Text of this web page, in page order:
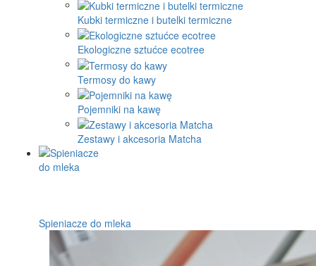
Kubki termiczne i butelki termiczne
Ekologiczne sztućce ecotree
Termosy do kawy
Pojemniki na kawę
Zestawy i akcesoria Matcha
Spieniacze do mleka